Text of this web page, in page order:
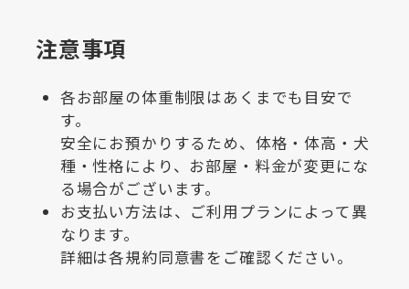
注意事項
各お部屋の体重制限はあくまでも目安で
す。
安全にお預かりするため、体格・体高・犬
種・性格により、お部屋・料金が変更にな
る場合がございます。
お支払い方法は、ご利用プランによって異
なります。
詳細は各規約同意書をご確認ください。